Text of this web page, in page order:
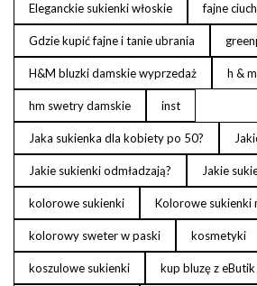
Eleganckie sukienki włoskie fajne
Gdzie kupić fajne i tanie ubrania
H&M bluzki damskie wyprzedaż h &
hm swetry damskie inst
Jaka sukienka dla kobiety po 50?
Jakie sukienki odmładzają? Jakie
kolorowe sukienki Kolorowe sukienki
kolorowy sweter w paski kosmetyki
koszulowe sukienki kup bluzę z eButik